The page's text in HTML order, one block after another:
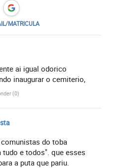
MATRICULA
ai igual odorico
inaugurar o cemiterio,
(0)
do toba
tudo e todos". que esses
a puta que pariu.